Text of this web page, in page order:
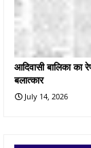
आदिवासी बालिका का
बलात्कार
July 14, 2026